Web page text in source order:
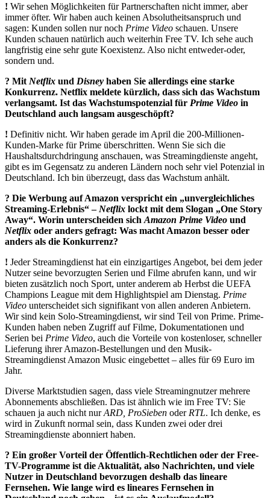
! Wir sehen Möglichkeiten für Partnerschaften nicht immer, aber
immer öfter. Wir haben auch keinen Absolutheitsanspruch und
sagen: Kunden sollen nur noch Prime Video schauen. Unsere
Kunden schauen natürlich auch weiterhin Free TV. Ich sehe auch
langfristig eine sehr gute Koexistenz. Also nicht entweder-oder,
sondern und.
? Mit Netflix und Disney haben Sie allerdings eine starke
Konkurrenz. Netflix meldete kürzlich, dass sich das Wachstum
verlangsamt. Ist das Wachstumspotenzial für Prime Video in
Deutschland auch langsam ausgeschöpft?
! Definitiv nicht. Wir haben gerade im April die 200-Millionen-
Kunden-Marke für Prime überschritten. Wenn Sie sich die
Haushaltsdurchdringung anschauen, was Streamingdienste angeht,
gibt es im Gegensatz zu anderen Ländern noch sehr viel Potenzial in
Deutschland. Ich bin überzeugt, dass das Wachstum anhält.
? Die Werbung auf Amazon verspricht ein „unvergleichliches
Streaming-Erlebnis“ – Netflix lockt mit dem Slogan „One Story
Away“. Worin unterscheiden sich Amazon Prime Video und
Netflix oder anders gefragt: Was macht Amazon besser oder
anders als die Konkurrenz?
! Jeder Streamingdienst hat ein einzigartiges Angebot, bei dem jeder
Nutzer seine bevorzugten Serien und Filme abrufen kann, und wir
bieten zusätzlich noch Sport, unter anderem ab Herbst die UEFA
Champions League mit dem Highlightspiel am Dienstag. Prime
Video unterscheidet sich signifikant von allen anderen Anbietern.
Wir sind kein Solo-Streamingdienst, wir sind Teil von Prime. Prime-
Kunden haben neben Zugriff auf Filme, Dokumentationen und
Serien bei Prime Video, auch die Vorteile von kostenloser, schneller
Lieferung ihrer Amazon-Bestellungen und den Musik-
Streamingdienst Amazon Music eingebettet – alles für 69 Euro im
Jahr.
Diverse Marktstudien sagen, dass viele Streamingnutzer mehrere
Abonnements abschließen. Das ist ähnlich wie im Free TV: Sie
schauen ja auch nicht nurARD, ProSieben oder RTL. Ich denke, es
wird in Zukunft normal sein, dass Kunden zwei oder drei
Streamingdienste abonniert haben.
? Ein großer Vorteil der Öffentlich-Rechtlichen oder der Free-
TV-Programme ist die Aktualität, also Nachrichten, und viele
Nutzer in Deutschland bevorzugen deshalb das lineare
Fernsehen. Wie lange wird es lineares Fernsehen in